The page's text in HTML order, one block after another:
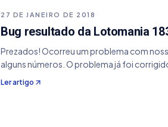
27 DE JANEIRO DE 2018
Bug resultado da Lotomania
Prezados! Ocorreu um problema com
alguns números. O problema já foi
Ler artigo